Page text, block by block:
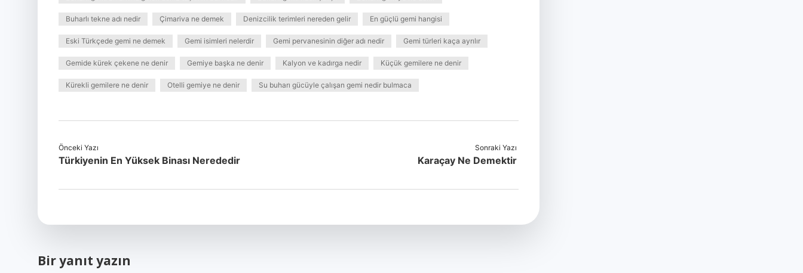
Buharlı tekne adı nedir Çimariva ne demek Denizcilik terimleri nereden gelir En güçlü gemi hangisi
Eski Türkçede gemi ne demek Gemi isimleri nelerdir Gemi pervanesinin diğer adı nedir Gemi türleri kaça ayrılır
Gemide kürek çekene ne denir Gemiye başka ne denir Kalyon ve kadırga nedir Küçük gemilere ne denir
Kürekli gemilere ne denir Otelli gemiye ne denir Su buharı gücüyle çalışan gemi nedir bulmaca
Önceki Yazı
Türkiyenin En Yüksek Binası Nerededir
Sonraki Yazı
Karaçay Ne Demektir
Bir yanıt yazın